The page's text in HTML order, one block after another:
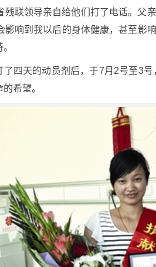
联领导亲自给他们打了电话。父
响到我以后的身体健康，甚至影
四天的动员剂后，于7月2号至3
希望。